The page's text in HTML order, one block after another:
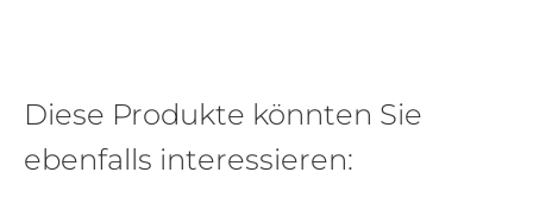
Diese Produkte könnten Sie
ebenfalls interessieren: